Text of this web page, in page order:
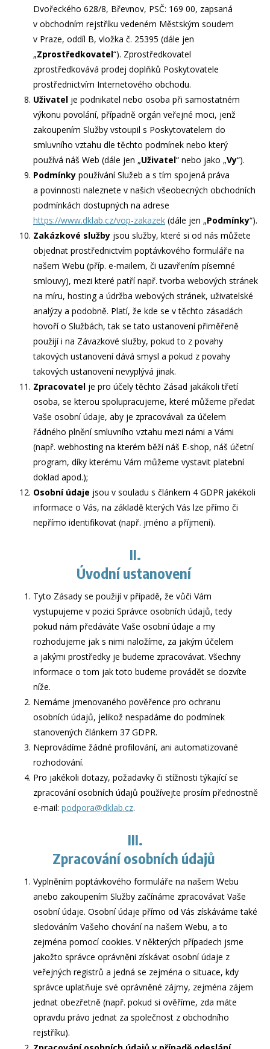
Dvořeckého 628/8, Břevnov, PSČ: 169 00, zapsaná
v obchodním rejstříku vedeném Městským soudem
v Praze, oddíl B, vložka č. 25395 (dále jen
„Zprostředkovatel“). Zprostředkovatel
zprostředkovává prodej doplňků Poskytovatele
prostřednictvím Internetového obchodu.
Uživatel je podnikatel nebo osoba při samostatném
výkonu povolání, případně orgán veřejné moci, jenž
zakoupením Služby vstoupil s Poskytovatelem do
smluvního vztahu dle těchto podmínek nebo který
používá náš Web (dále jen „Uživatel“ nebo jako „Vy“).
Podmínky používání Služeb a s tím spojená práva
a povinnosti naleznete v našich všeobecných obchodních
podmínkách dostupných na adrese
https://www.dklab.cz/vop-zakazek (dále jen „Podmínky“).
Zakázkové služby jsou služby, které si od nás můžete
objednat prostřednictvím poptávkového formuláře na
našem Webu (příp. e-mailem, či uzavřením písemné
smlouvy), mezi které patří např. tvorba webových stránek
na míru, hosting a údržba webových stránek, uživatelské
analýzy a podobně. Platí, že kde se v těchto zásadách
hovoří o Službách, tak se tato ustanovení přiměřeně
použijí i na Závazkové služby, pokud to z povahy
takových ustanovení dává smysl a pokud z povahy
takových ustanovení nevyplývá jinak.
Zpracovatel je pro účely těchto Zásad jakákoli třetí
osoba, se kterou spolupracujeme, které můžeme předat
Vaše osobní údaje, aby je zpracovávali za účelem
řádného plnění smluvního vztahu mezi námi a Vámi
(např. webhosting na kterém běží náš E-shop, náš účetní
program, díky kterému Vám můžeme vystavit platební
doklad apod.);
Osobní údaje jsou v souladu s článkem 4 GDPR jakékoli
informace o Vás, na základě kterých Vás lze přímo či
nepřímo identifikovat (např. jméno a příjmení).
II.
Úvodní ustanovení
Tyto Zásady se použijí v případě, že vůči Vám
vystupujeme v pozici Správce osobních údajů, tedy
pokud nám předáváte Vaše osobní údaje a my
rozhodujeme jak s nimi naložíme, za jakým účelem
a jakými prostředky je budeme zpracovávat. Všechny
informace o tom jak toto budeme provádět se dozvíte
níže.
Nemáme jmenovaného pověřence pro ochranu
osobních údajů, jelikož nespadáme do podmínek
stanovených článkem 37 GDPR.
Neprovádíme žádné profilování, ani automatizované
rozhodování.
Pro jakékoli dotazy, požadavky či stížnosti týkající se
zpracování osobních údajů používejte prosím přednostně
e-mail: podpora@dklab.cz.
III.
Zpracování osobních údajů
Vyplněním poptávkového formuláře na našem Webu
anebo zakoupením Služby začínáme zpracovávat Vaše
osobní údaje. Osobní údaje přímo od Vás získáváme také
sledováním Vašeho chování na našem Webu, a to
zejména pomocí cookies. V některých případech jsme
jakožto správce oprávněni získávat osobní údaje z
veřejných registrů a jedná se zejména o situace, kdy
správce uplatňuje své oprávněné zájmy, zejména zájem
jednat obezřetně (např. pokud si ověříme, zda máte
opravdu právo jednat za společnost z obchodního
rejstříku).